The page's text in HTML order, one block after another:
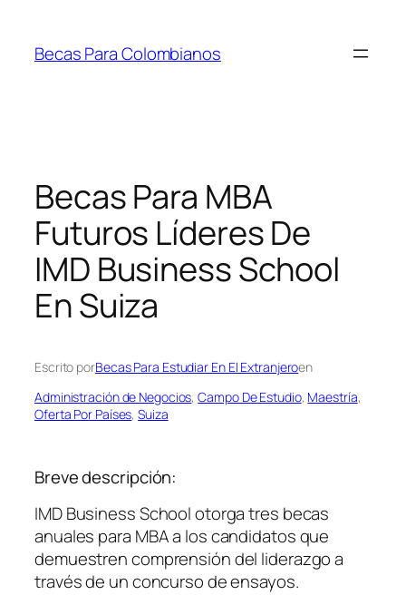
contenido
Becas Para Colombianos
Becas Para MBA
Futuros Líderes De
IMD Business School
En Suiza
Escrito porBecas Para Estudiar En El Extranjeroen
Administración de Negocios, Campo De Estudio, Maestría
Oferta Por Países, Suiza
Breve descripción:
IMD Business School otorga tres becas
anuales para MBA a los candidatos que
demuestren comprensión del liderazgo a
través de un concurso de ensayos.